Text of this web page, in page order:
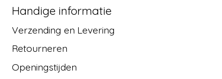
Handige informatie
Verzending en Levering
Retourneren
Openingstijden